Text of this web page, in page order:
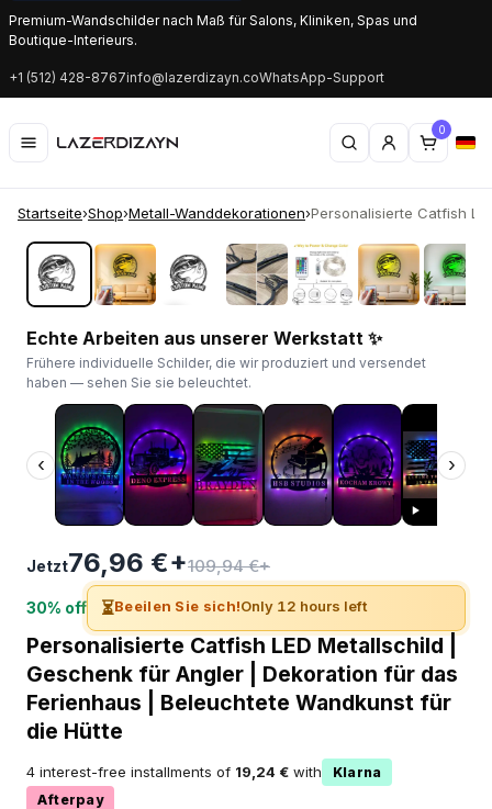
Premium-Wandschilder nach Maß für Salons, Kliniken, Spas und
Boutique-Interieurs.
+1 (512) 428-8767info@lazerdizayn.coWhatsApp-Support
0
Startseite›Shop›Metall-Wanddekorationen›Personalisierte Catfish
‹ ›
Echte Arbeiten aus unserer Werkstatt ✨
Frühere individuelle Schilder, die wir produziert und versendet
haben — sehen Sie sie beleuchtet.
‹ ›
Jetzt76,96 €+109,94 €+
30% off ⏳Beeilen Sie sich!Only 12 hours left
Personalisierte Catfish LED Metallschild |
Geschenk für Angler | Dekoration für das
Ferienhaus | Beleuchtete Wandkunst für
die Hütte
4 interest-free installments of 19,24 € with
Klarna
Afterpay